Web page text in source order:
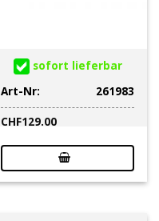
sofort lieferbar
Art-Nr:
261983
CHF129.00